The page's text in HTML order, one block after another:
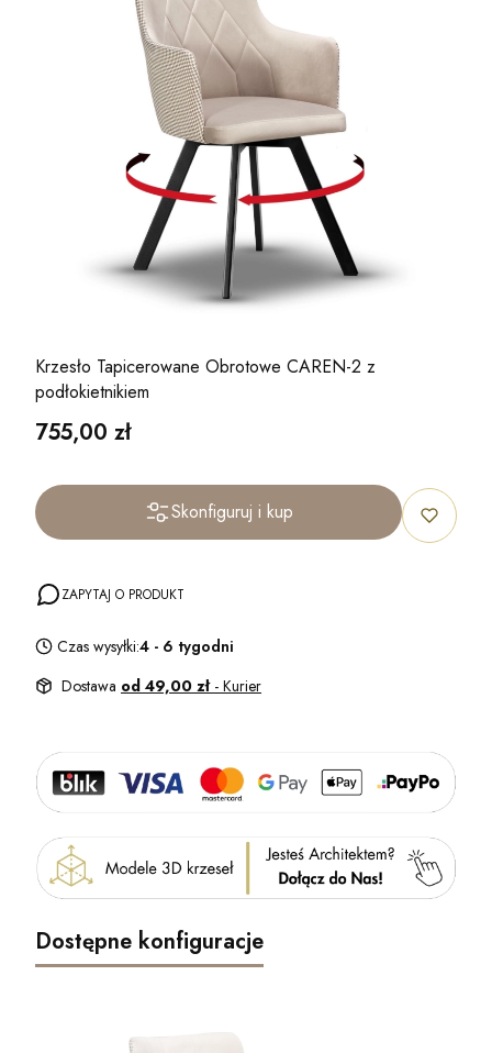
Krzesło Tapicerowane Obrotowe CAREN-2 z
podłokietnikiem
Cena
755,00 zł
Skonfiguruj i kup
ZAPYTAJ O PRODUKT
Czas wysyłki:4 - 6 tygodni
Dostawa od 49,00 zł - Kurier
Dostępne konfiguracje